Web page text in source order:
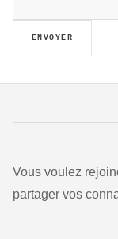
ENVOYER
Vous voulez
partager vos